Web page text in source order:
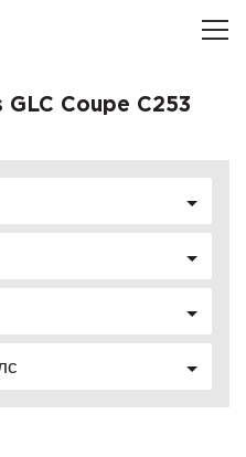
Coupe C253